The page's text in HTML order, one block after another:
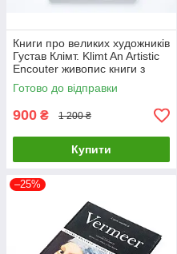
Книги про великих художників
Густав Клімт. Klimt An Artistic
Encouter живопис книги з
історії мистецтва
Готово до відправки
900 ₴ 1 200 ₴
Купити
–25%